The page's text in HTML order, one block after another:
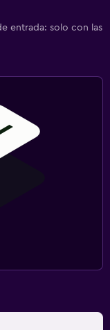
entrada: solo con las